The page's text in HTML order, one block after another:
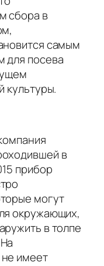
сбора в
самым
для посева
культуры.
в
прибор
могут
окружающих,
в толпе
имеет